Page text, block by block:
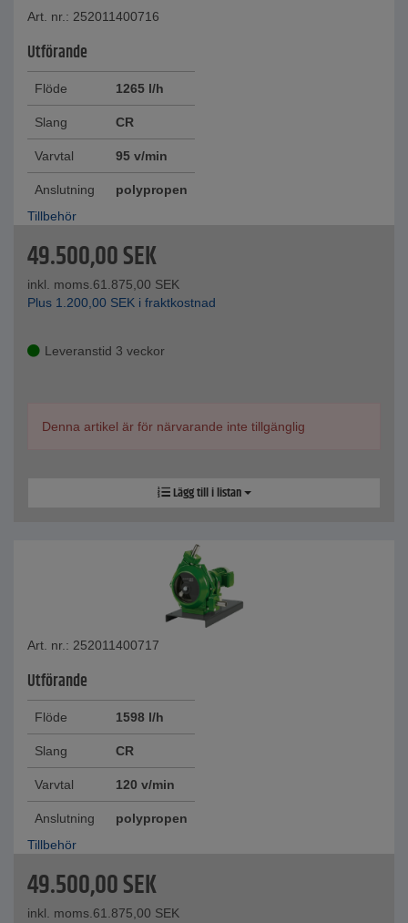
Art. nr.: 252011400716
Utförande
Flöde 1265 l/h
Slang CR
Varvtal 95 v/min
Anslutning
polypropen
Tillbehör
49.500,00SEK
inkl. moms.61.875,00 SEK
Plus 1.200,00 SEK i fraktkostnad
Leveranstid 3 veckor
Denna artikel är för närvarande inte tillgänglig
Lägg till i listan
Art. nr.: 252011400717
Utförande
Flöde 1598 l/h
Slang CR
Varvtal 120 v/min
Anslutning
polypropen
Tillbehör
49.500,00SEK
inkl. moms.61.875,00 SEK